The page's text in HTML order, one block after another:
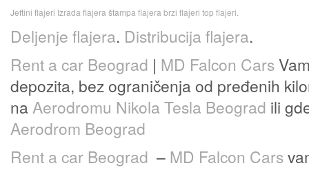
Jeftini flajeri Izrada flajera štampa flajera brzi flajeri top flajeri.
Deljenje flajera. Distribucija flajera.
Rent a car Beograd | MD Falcon Cars
depozita, bez ograničenja od pređenih
na Aerodromu Nikola Tesla Beograd ili
Aerodrom Beograd
Rent a car Beograd – MD Falcon Cars